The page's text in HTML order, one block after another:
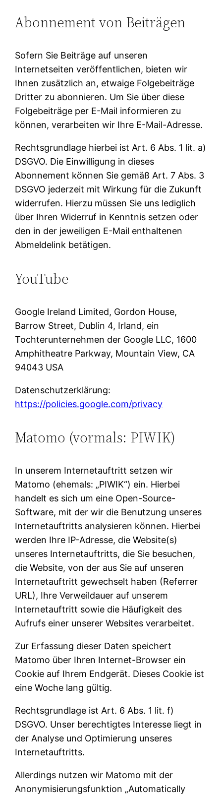
Abonnement von Beiträgen
Sofern Sie Beiträge auf unseren
Internetseiten veröffentlichen, bieten wir
Ihnen zusätzlich an, etwaige Folgebeiträge
Dritter zu abonnieren. Um Sie über diese
Folgebeiträge per E-Mail informieren zu
können, verarbeiten wir Ihre E-Mail-Adresse.
Rechtsgrundlage hierbei ist Art. 6 Abs. 1 lit. a)
DSGVO. Die Einwilligung in dieses
Abonnement können Sie gemäß Art. 7 Abs. 3
DSGVO jederzeit mit Wirkung für die Zukunft
widerrufen. Hierzu müssen Sie uns lediglich
über Ihren Widerruf in Kenntnis setzen oder
den in der jeweiligen E-Mail enthaltenen
Abmeldelink betätigen.
YouTube
Google Ireland Limited, Gordon House,
Barrow Street, Dublin 4, Irland, ein
Tochterunternehmen der Google LLC, 1600
Amphitheatre Parkway, Mountain View, CA
94043 USA
Datenschutzerklärung:
https://policies.google.com/privacy
Matomo (vormals: PIWIK)
In unserem Internetauftritt setzen wir
Matomo (ehemals: „PIWIK“) ein. Hierbei
handelt es sich um eine Open-Source-
Software, mit der wir die Benutzung unseres
Internetauftritts analysieren können. Hierbei
werden Ihre IP-Adresse, die Website(s)
unseres Internetauftritts, die Sie besuchen,
die Website, von der aus Sie auf unseren
Internetauftritt gewechselt haben (Referrer
URL), Ihre Verweildauer auf unserem
Internetauftritt sowie die Häufigkeit des
Aufrufs einer unserer Websites verarbeitet.
Zur Erfassung dieser Daten speichert
Matomo über Ihren Internet-Browser ein
Cookie auf Ihrem Endgerät. Dieses Cookie ist
eine Woche lang gültig.
Rechtsgrundlage ist Art. 6 Abs. 1 lit. f)
DSGVO. Unser berechtigtes Interesse liegt in
der Analyse und Optimierung unseres
Internetauftritts.
Allerdings nutzen wir Matomo mit der
Anonymisierungsfunktion „Automatically